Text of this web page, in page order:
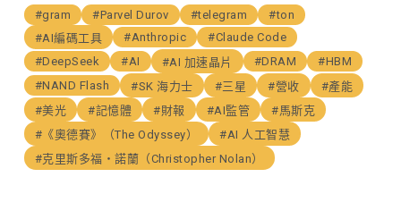
#gram #Parvel Durov #telegram
#ton
#AI編碼工具
#Anthropic
#Claude Code
#DeepSeek
#AI #AI 加速晶片 #DRAM
#HBM
#NAND Flash
#SK 海力士 #三星 #營收
#產能
#美光
#記憶體 #財報 #AI監管
#馬斯克
#《奧德賽》（The Odyssey）
#AI 人工智慧
#克里斯多福・諾蘭（Christopher Nolan）